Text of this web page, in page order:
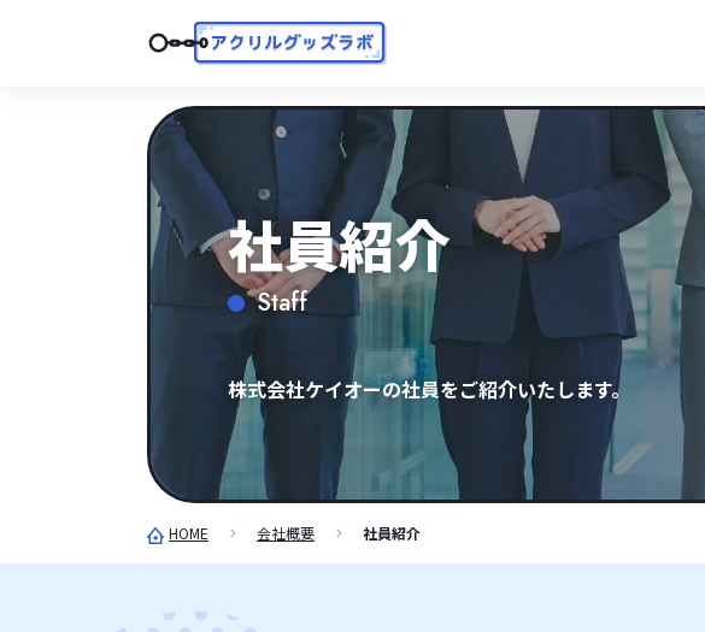
社員紹介
Staff
株式会社ケイオーの社員をご紹介いたします。
HOME 会社概要 社員紹介